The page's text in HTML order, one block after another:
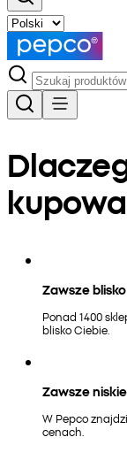
Zawsze
Ponad 1400
blisko Ciebie.
Zawsze
W Pepco
cenach.